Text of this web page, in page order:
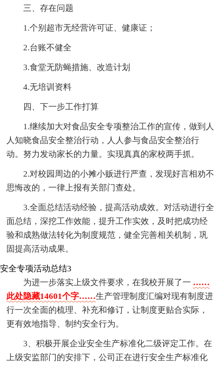
三、存在问题
1.个别超市无经营许可证、健康证；
2.台账不健全
3.食堂无防蝇措施、改造计划
4.无培训资料
四、下一步工作打算
1.继续加大对食品安全专项整治工作的宣传，做到人
人知晓食品安全整治行动，人人参与食品安全整治行
动。努力发动家长的力量。实现真真的家校两手抓。
2.对校园周边的小摊小贩进行严查，发现好言相劝不
思悔改的，一律上报有关部门查处。
3.全面总结活动经验，提高活动成效。对活动进行全
面总结，深挖工作效能，提升工作实效，及时把成功经
验和成熟做法转化为制度规范，健全完善相关机制，巩
固提高活动成果。
安全专项活动总结3
为进一步落实上级文件要求，在我校开展了一 ……
此处隐藏14601个字……生产管理制度汇编对现有制度进
行一次全面的梳理、补充和修订，让制度更贴合实际，
更有效地指导、制约安全行为。
3、积极开展企业安全生产标准化二级评定工作。在
上级安监部门的安排下，公司正在进行安全生产标准化